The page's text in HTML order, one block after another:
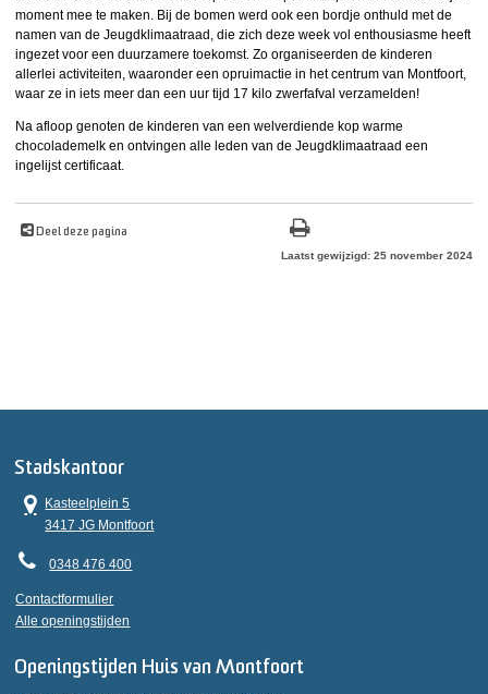
moment mee te maken. Bij de bomen werd ook een bordje onthuld met de
namen van de Jeugdklimaatraad, die zich deze week vol enthousiasme heeft
ingezet voor een duurzamere toekomst. Zo organiseerden de kinderen
allerlei activiteiten, waaronder een opruimactie in het centrum van Montfoort,
waar ze in iets meer dan een uur tijd 17 kilo zwerfafval verzamelden!
Na afloop genoten de kinderen van een welverdiende kop warme
chocolademelk en ontvingen alle leden van de Jeugdklimaatraad een
ingelijst certificaat.
Deel deze pagina
Laatst gewijzigd: 25 november 2024
Stadskantoor
Kasteelplein 5
3417 JG Montfoort
0348 476 400
Contactformulier
Alle openingstijden
Openingstijden Huis van Montfoort